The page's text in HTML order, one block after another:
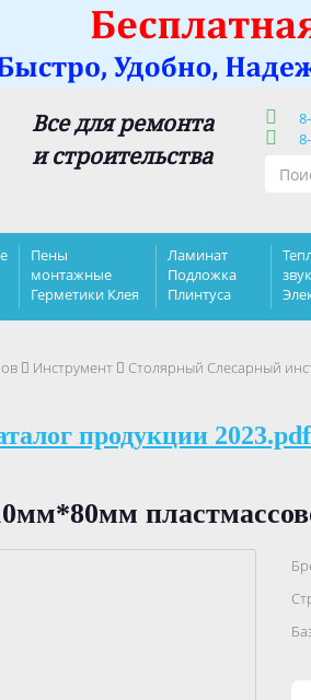
Все для ремонта
и строительства
Пены
монтажные
Герметики Клея
Ламинат
Подложка
Плинтуса
Инструмент Столярный Слесарный
продукции 2023.pdf